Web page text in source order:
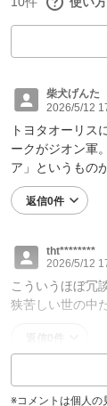
柴犬げんた
2026/5/12
トヨタオーリス
ークがジオン軍
ア」というもの
返信0件
tht********
2026/5/12
こういうほぼ冗
狭苦しい世の中
※コメントは個人の